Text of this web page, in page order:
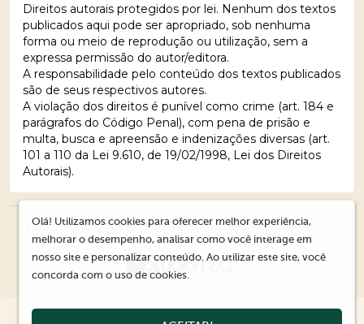
Direitos autorais protegidos por lei. Nenhum dos textos
publicados aqui pode ser apropriado, sob nenhuma
forma ou meio de reprodução ou utilização, sem a
expressa permissão do autor/editora.
A responsabilidade pelo conteúdo dos textos publicados
são de seus respectivos autores.
A violação dos direitos é punível como crime (art. 184 e
parágrafos do Código Penal), com pena de prisão e
multa, busca e apreensão e indenizações diversas (art.
101 a 110 da Lei 9.610, de 19/02/1998, Lei dos Direitos
Autorais).
© 2026 Editora Ações Literárias. Todos os direitos reservados.
Olá! Utilizamos cookies para oferecer melhor experiência,
melhorar o desempenho, analisar como você interage em
nosso site e personalizar conteúdo. Ao utilizar este site, você
concorda com o uso de cookies.